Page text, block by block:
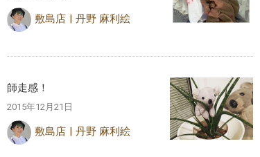
敷島店 丹野 麻利絵
師走感！
2015年12月21日
敷島店 丹野 麻利絵